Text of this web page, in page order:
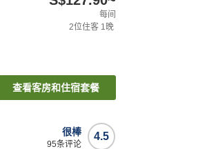
每间
2位住客 1晚
查看客房和住宿套餐
4.5
很棒
95条评论